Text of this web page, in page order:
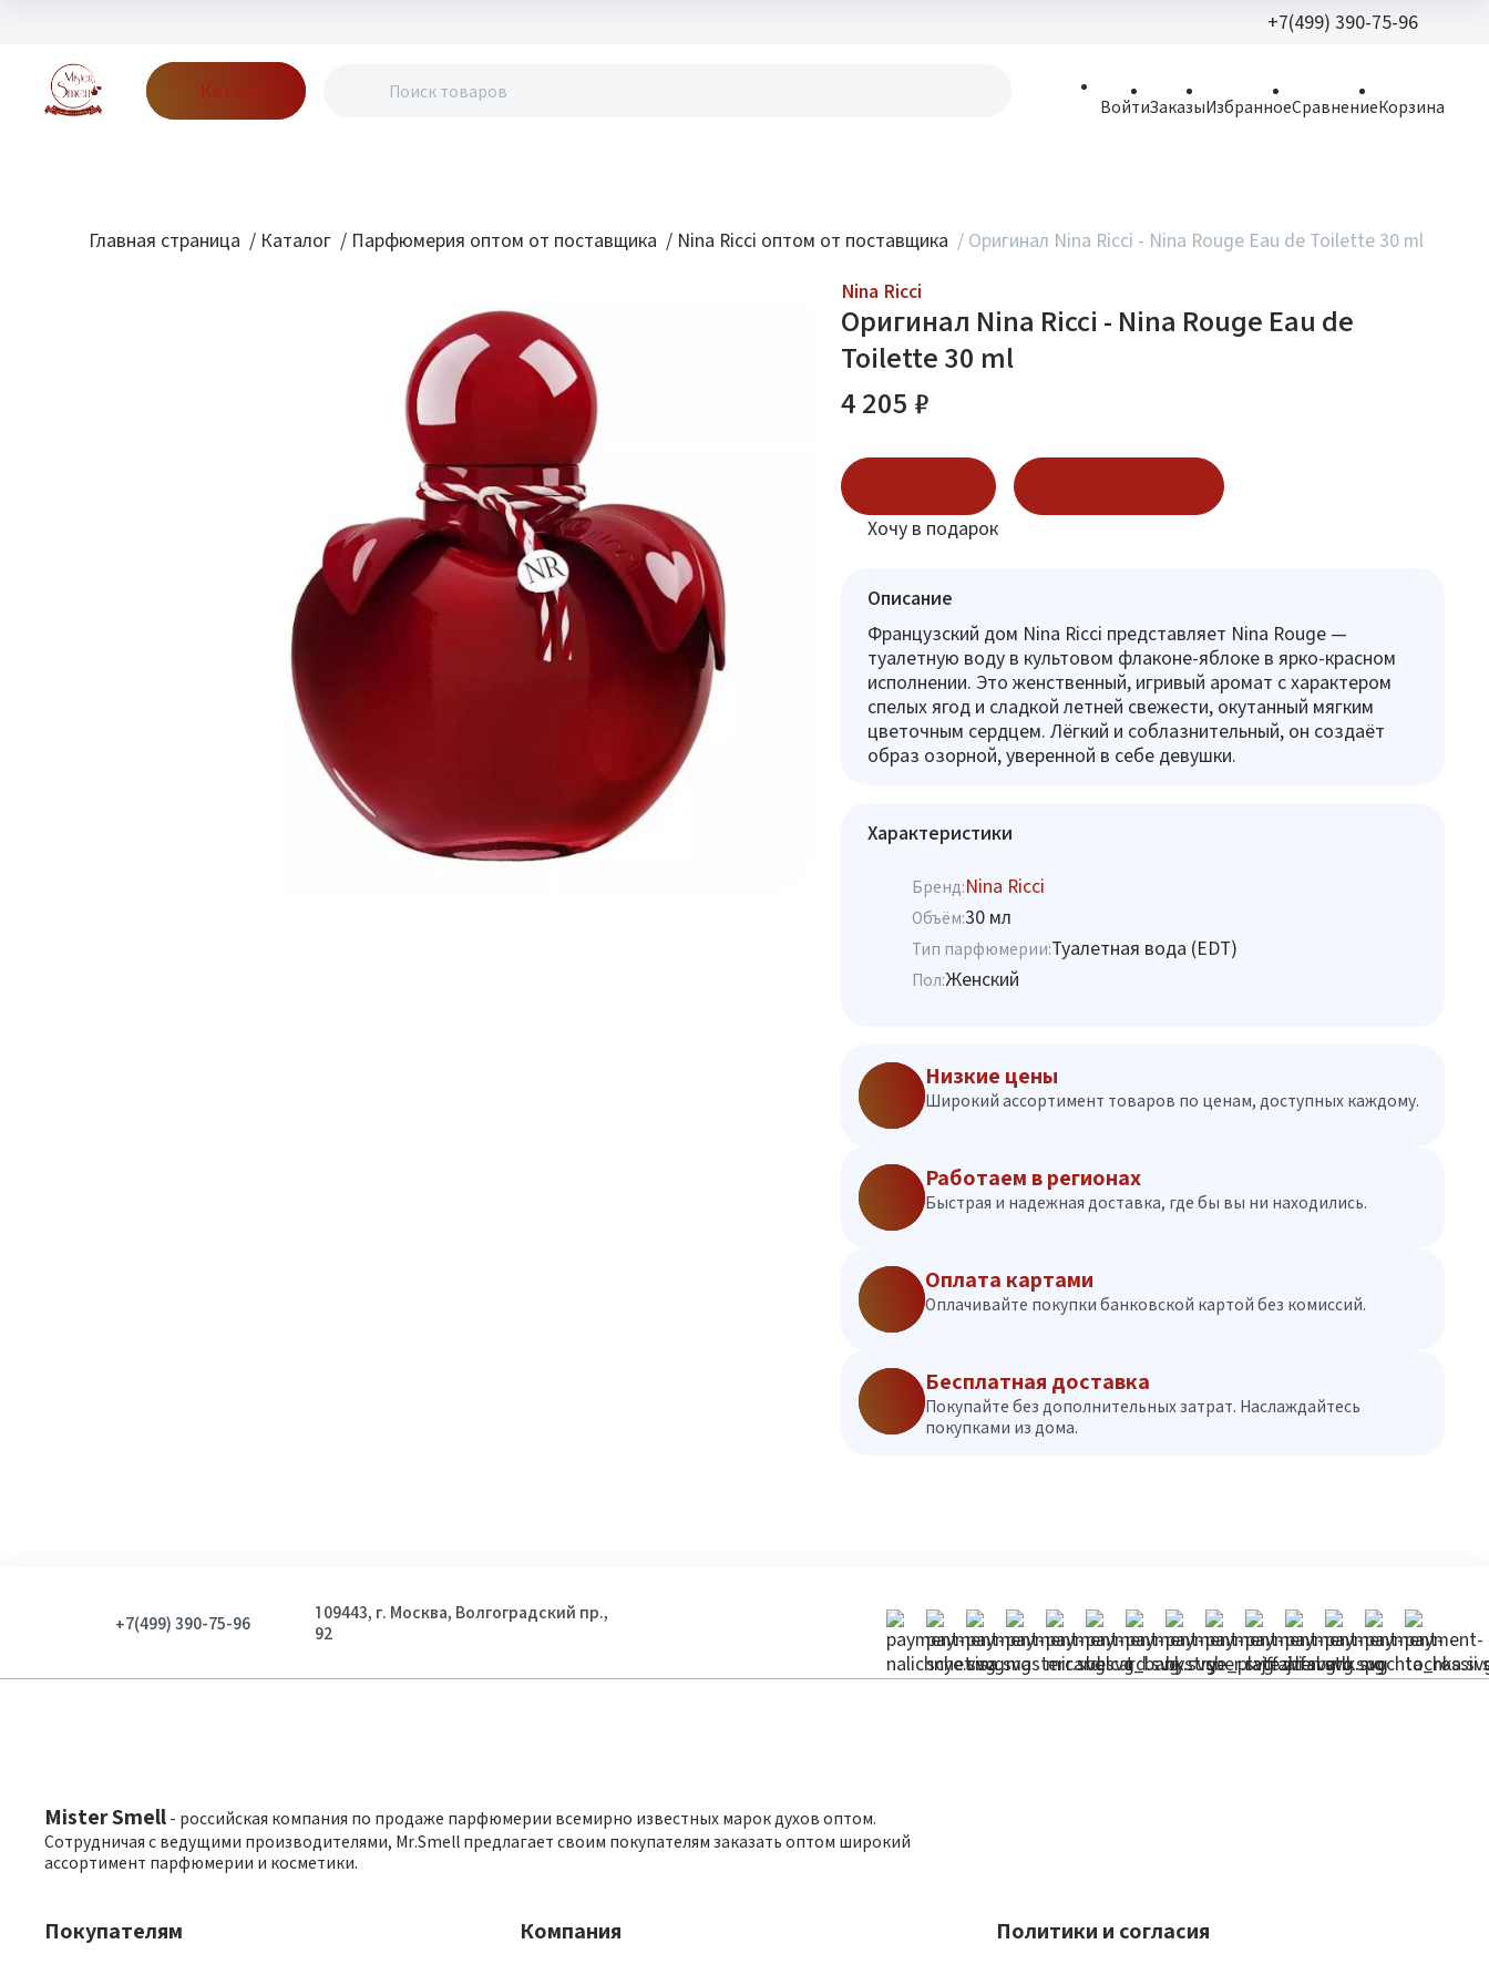
+7(499) 390-75-96
Волгоградский
Каталог
ВойтиЗаказыИзбранноеСравнениеКорзина
Главная страница / Каталог / Парфюмерия оптом от поставщика / Nina Ricci оптом от поставщика / Оригинал Nina Ricci - Nina Rouge Eau de Toilette 30 ml
Nina Ricci
Оригинал Nina Ricci - Nina Rouge Eau de
Toilette 30 ml
4 205 ₽
Хочу в подарок
Описание
Французский дом Nina Ricci представляет Nina Rouge —
туалетную воду в культовом флаконе-яблоке в ярко-красном
исполнении. Это женственный, игривый аромат с характером
спелых ягод и сладкой летней свежести, окутанный мягким
цветочным сердцем. Лёгкий и соблазнительный, он создаёт
образ озорной, уверенной в себе девушки.
Характеристики
Бренд:Nina Ricci
Объём:30 мл
Тип парфюмерии:Туалетная вода (EDT)
Пол:Женский
Низкие цены
Широкий ассортимент товаров по ценам, доступных каждому.
Работаем в регионах
Быстрая и надежная доставка, где бы вы ни находились.
Оплата картами
Оплачивайте покупки банковской картой без комиссий.
Бесплатная доставка
Покупайте без дополнительных затрат. Наслаждайтесь
покупками из дома.
+7(499) 390-75-96
109443, г. Москва, Волгоградский пр.,
92
Mister Smell - российская компания по продаже парфюмерии всемирно известных марок духов оптом.
Сотрудничая с ведущими производителями, Mr.Smell предлагает своим покупателям заказать оптом широкий
ассортимент парфюмерии и косметики.
Покупателям Компания Политики и согласия